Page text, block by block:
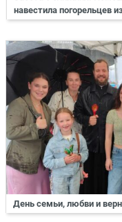
навестила погорельцев
День семьи, любви и